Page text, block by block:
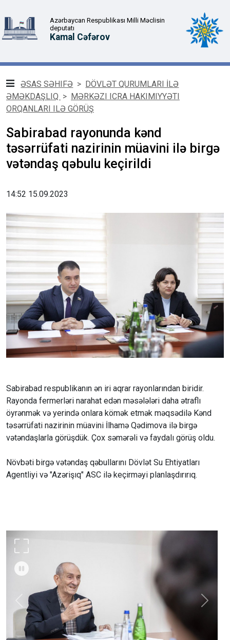
Azərbaycan Respublikası Milli Məclisin
deputatı
Kamal Cəfərov
ƏSAS SƏHIFƏ > DÖVLƏT QURUMLARI İLƏ
ƏMƏKDAŞLIQ > MƏRKƏZI ICRA HAKIMIYYƏTI
ORQANLARI ILƏ GÖRÜŞ
Sabirabad rayonunda kənd
təsərrüfati nazirinin müavini ilə birgə
vətəndaş qəbulu keçirildi
14:52 15.09.2023
Sabirabad respublikanın ən iri aqrar rayonlarından biridir.
Rayonda fermerləri narahat edən məsələləri daha ətraflı
öyrənmək və yerində onlara kömək etmək məqsədilə Kənd
təsərrüfati nazirinin müavini İlhamə Qədimova ilə birgə
vətəndaşlarla görüşdük. Çox səmərəli və faydalı görüş oldu.
Növbəti birgə vətəndaş qəbullarını Dövlət Su Ehtiyatları
Agentliyi və "Azərişıq" ASC ilə keçirməyi planlaşdırırıq.
Previous Next